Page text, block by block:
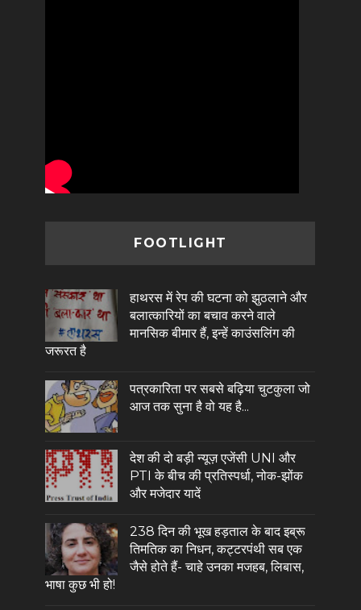
FOOTLIGHT
हाथरस में रेप की घटना को झुठलाने और
बलात्कारियों का बचाव करने वाले
मानसिक बीमार हैं, इन्हें काउंसलिंग की
जरूरत है
पत्रकारिता पर सबसे बढ़िया चुटकुला जो
आज तक सुना है वो यह है...
देश की दो बड़ी न्यूज़ एजेंसी UNI और
PTI के बीच की प्रतिस्पर्धा, नोक-झोंक
और मजेदार यादें
238 दिन की भूख हड़ताल के बाद इब्रू
तिमतिक का निधन, कट्टरपंथी सब एक
जैसे होते हैं- चाहे उनका मजहब, लिबास,
भाषा कुछ भी हो!